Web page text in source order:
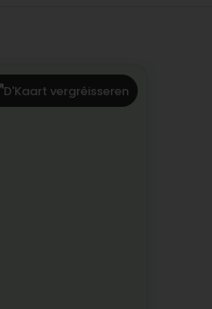
D'Kaart vergréisseren